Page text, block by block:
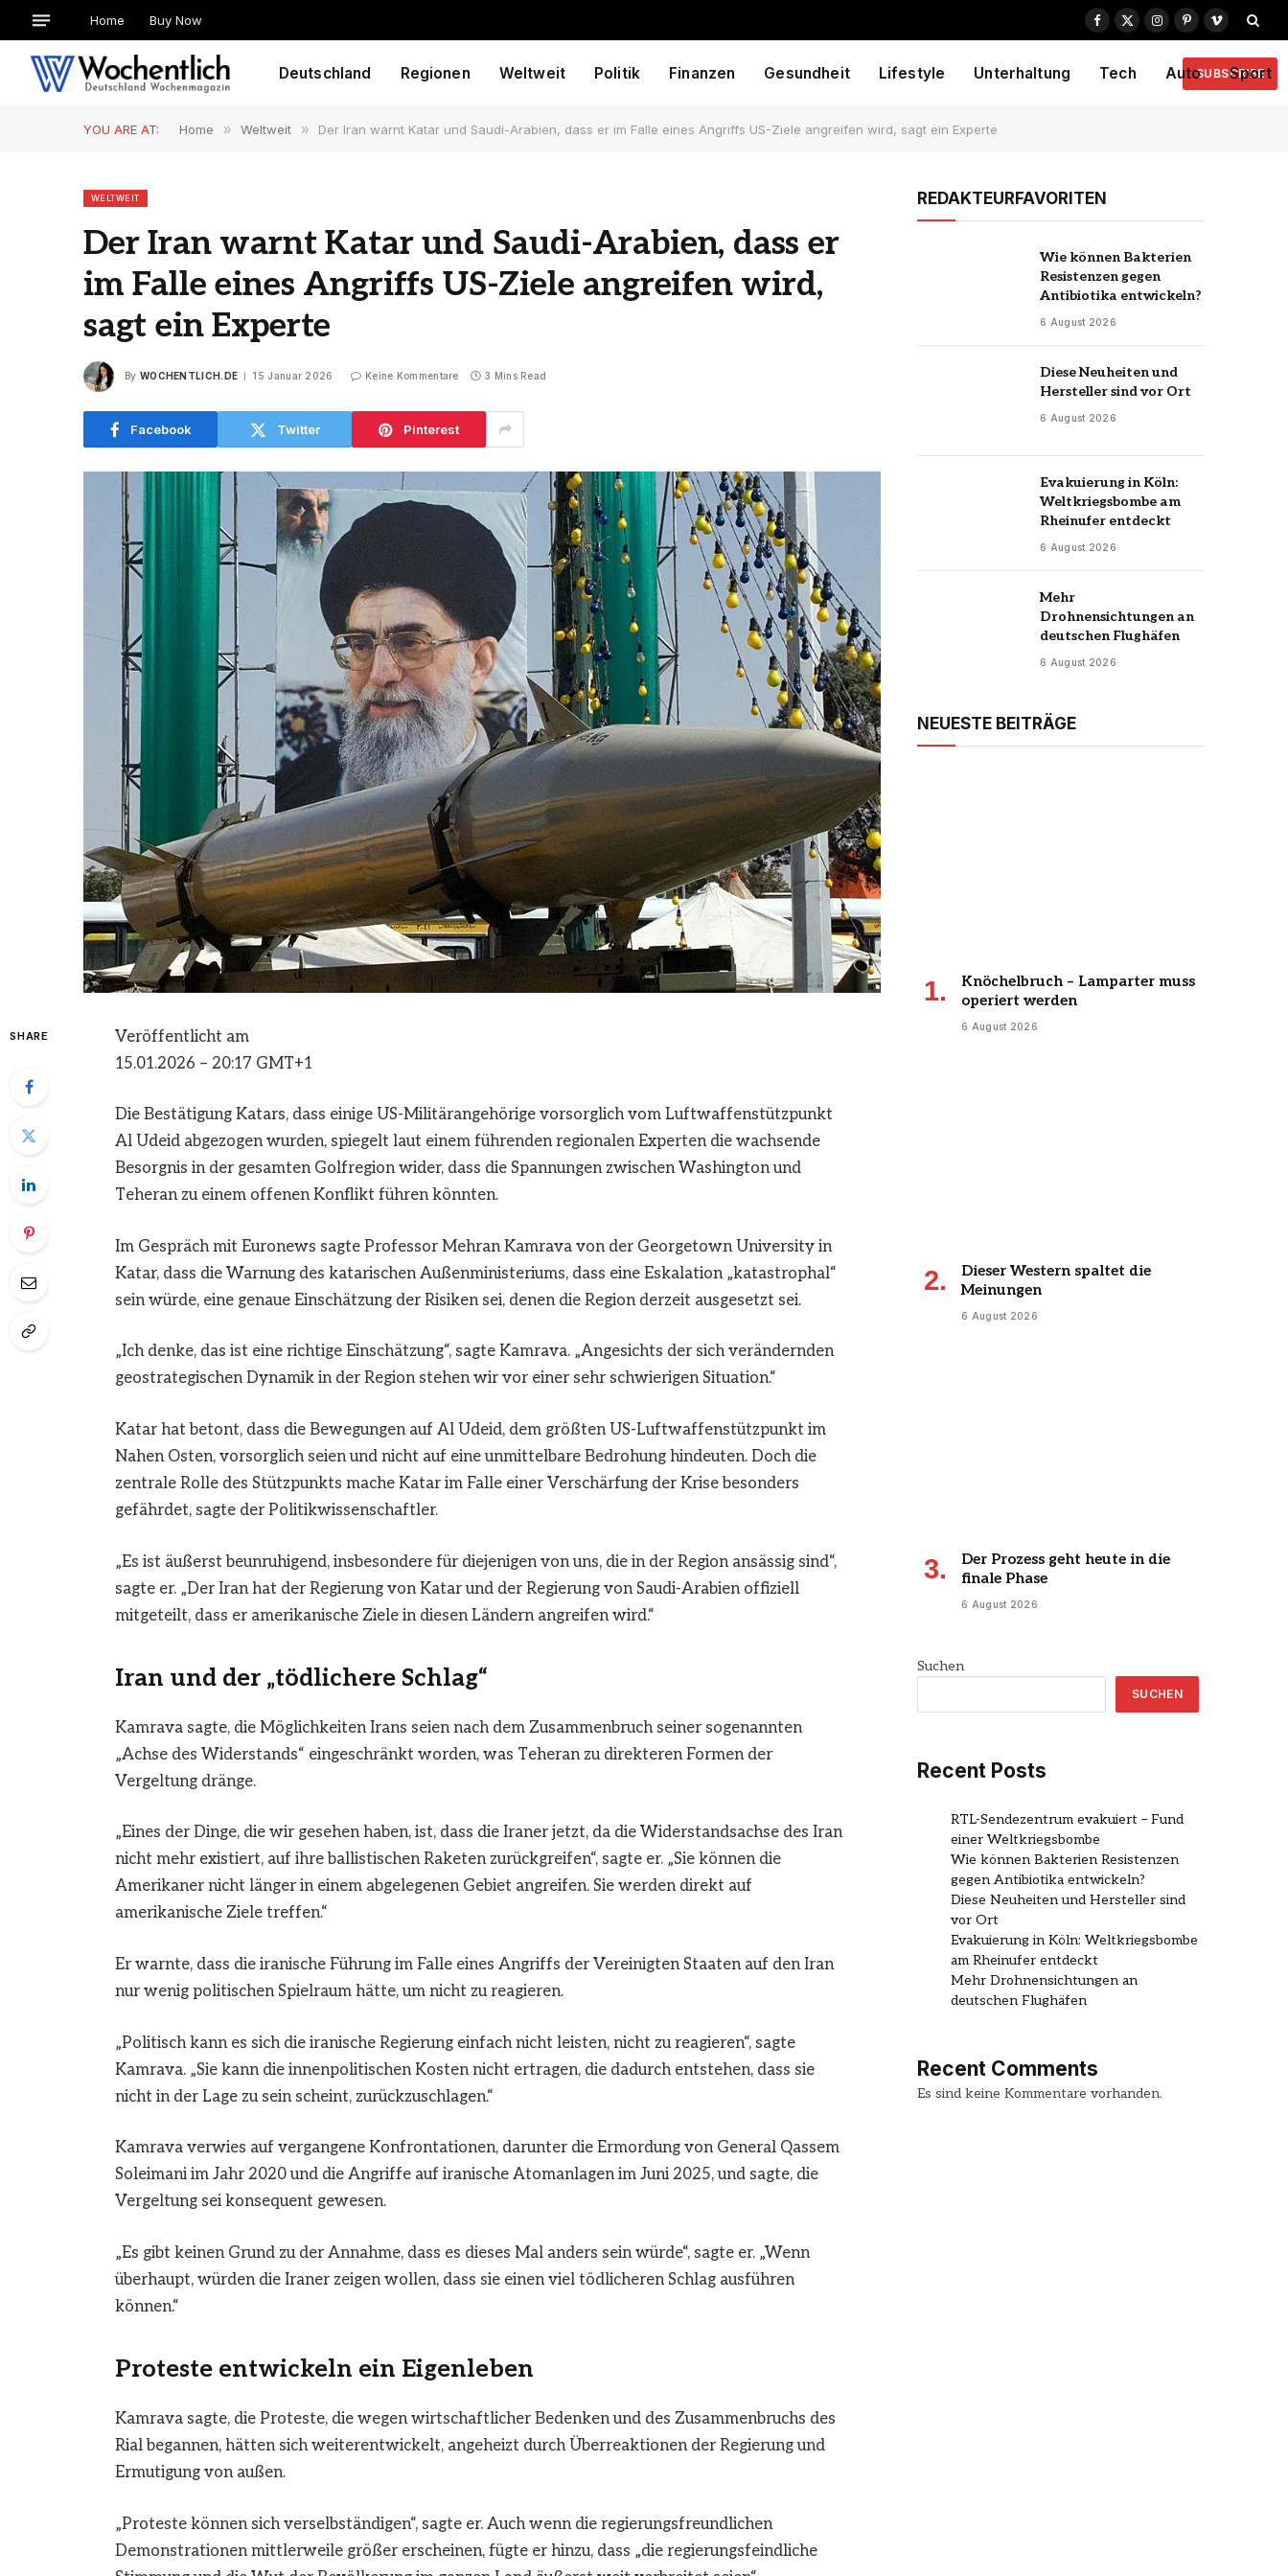
Home Buy Now
Facebook
X
Instagram
PinterestVimeo
Deutschland Regionen Weltweit Politik Finanzen Gesundheit Lifestyle Unterhaltung Tech Auto Sport
SUBSCRIBE
YOU ARE AT: Home » Weltweit » Der Iran warnt Katar und Saudi-Arabien, dass er im Falle eines Angriffs US-Ziele angreifen wird, sagt ein Experte
WELTWEIT
Der Iran warnt Katar und Saudi-Arabien, dass er
im Falle eines Angriffs US-Ziele angreifen wird,
sagt ein Experte
By WOCHENTLICH.DE 15 Januar 2026 Keine Kommentare 3 Mins Read
Facebook Twitter Pinterest
SHARE
Veröffentlicht am
15.01.2026 – 20:17 GMT+1
Die Bestätigung Katars, dass einige US-Militärangehörige vorsorglich vom Luftwaffenstützpunkt
Al Udeid abgezogen wurden, spiegelt laut einem führenden regionalen Experten die wachsende
Besorgnis in der gesamten Golfregion wider, dass die Spannungen zwischen Washington und
Teheran zu einem offenen Konflikt führen könnten.
Im Gespräch mit Euronews sagte Professor Mehran Kamrava von der Georgetown University in
Katar, dass die Warnung des katarischen Außenministeriums, dass eine Eskalation „katastrophal“
sein würde, eine genaue Einschätzung der Risiken sei, denen die Region derzeit ausgesetzt sei.
„Ich denke, das ist eine richtige Einschätzung“, sagte Kamrava. „Angesichts der sich verändernden
geostrategischen Dynamik in der Region stehen wir vor einer sehr schwierigen Situation.“
Katar hat betont, dass die Bewegungen auf Al Udeid, dem größten US-Luftwaffenstützpunkt im
Nahen Osten, vorsorglich seien und nicht auf eine unmittelbare Bedrohung hindeuten. Doch die
zentrale Rolle des Stützpunkts mache Katar im Falle einer Verschärfung der Krise besonders
gefährdet, sagte der Politikwissenschaftler.
„Es ist äußerst beunruhigend, insbesondere für diejenigen von uns, die in der Region ansässig sind“,
sagte er. „Der Iran hat der Regierung von Katar und der Regierung von Saudi-Arabien offiziell
mitgeteilt, dass er amerikanische Ziele in diesen Ländern angreifen wird.“
Iran und der „tödlichere Schlag“
Kamrava sagte, die Möglichkeiten Irans seien nach dem Zusammenbruch seiner sogenannten
„Achse des Widerstands“ eingeschränkt worden, was Teheran zu direkteren Formen der
Vergeltung dränge.
„Eines der Dinge, die wir gesehen haben, ist, dass die Iraner jetzt, da die Widerstandsachse des Iran
nicht mehr existiert, auf ihre ballistischen Raketen zurückgreifen“, sagte er. „Sie können die
Amerikaner nicht länger in einem abgelegenen Gebiet angreifen. Sie werden direkt auf
amerikanische Ziele treffen.“
Er warnte, dass die iranische Führung im Falle eines Angriffs der Vereinigten Staaten auf den Iran
nur wenig politischen Spielraum hätte, um nicht zu reagieren.
„Politisch kann es sich die iranische Regierung einfach nicht leisten, nicht zu reagieren“, sagte
Kamrava. „Sie kann die innenpolitischen Kosten nicht ertragen, die dadurch entstehen, dass sie
nicht in der Lage zu sein scheint, zurückzuschlagen.“
Kamrava verwies auf vergangene Konfrontationen, darunter die Ermordung von General Qassem
Soleimani im Jahr 2020 und die Angriffe auf iranische Atomanlagen im Juni 2025, und sagte, die
Vergeltung sei konsequent gewesen.
„Es gibt keinen Grund zu der Annahme, dass es dieses Mal anders sein würde“, sagte er. „Wenn
überhaupt, würden die Iraner zeigen wollen, dass sie einen viel tödlicheren Schlag ausführen
können.“
Proteste entwickeln ein Eigenleben
Kamrava sagte, die Proteste, die wegen wirtschaftlicher Bedenken und des Zusammenbruchs des
Rial begannen, hätten sich weiterentwickelt, angeheizt durch Überreaktionen der Regierung und
Ermutigung von außen.
„Proteste können sich verselbständigen“, sagte er. Auch wenn die regierungsfreundlichen
Demonstrationen mittlerweile größer erscheinen, fügte er hinzu, dass „die regierungsfeindliche
REDAKTEURFAVORITEN
Wie können Bakterien
Resistenzen gegen
Antibiotika entwickeln?
6 August 2026
Diese Neuheiten und
Hersteller sind vor Ort
6 August 2026
Evakuierung in Köln:
Weltkriegsbombe am
Rheinufer entdeckt
6 August 2026
Mehr
Drohnensichtungen an
deutschen Flughäfen
6 August 2026
NEUESTE BEITRÄGE
Knöchelbruch – Lamparter muss
operiert werden
6 August 2026
Dieser Western spaltet die
Meinungen
6 August 2026
Der Prozess geht heute in die
finale Phase
6 August 2026
Suchen
SUCHEN
Recent Posts
RTL-Sendezentrum evakuiert – Fund
einer Weltkriegsbombe
Wie können Bakterien Resistenzen
gegen Antibiotika entwickeln?
Diese Neuheiten und Hersteller sind
vor Ort
Evakuierung in Köln: Weltkriegsbombe
am Rheinufer entdeckt
Mehr Drohnensichtungen an
deutschen Flughäfen
Recent Comments
Es sind keine Kommentare vorhanden.